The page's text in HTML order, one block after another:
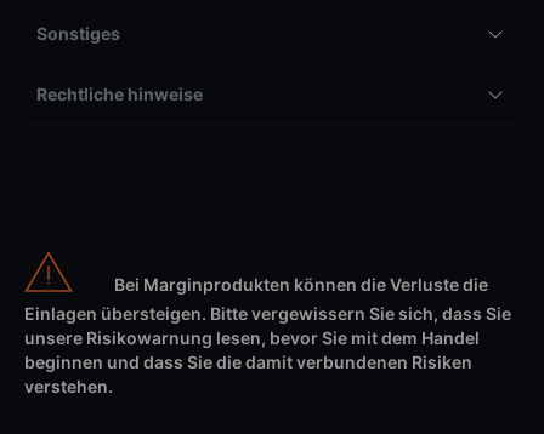
Sonstiges
Rechtliche hinweise
Bei Marginprodukten können die Verluste die
Einlagen übersteigen. Bitte vergewissern Sie sich, dass Sie
unsere Risikowarnung lesen, bevor Sie mit dem Handel
beginnen und dass Sie die damit verbundenen Risiken
verstehen.